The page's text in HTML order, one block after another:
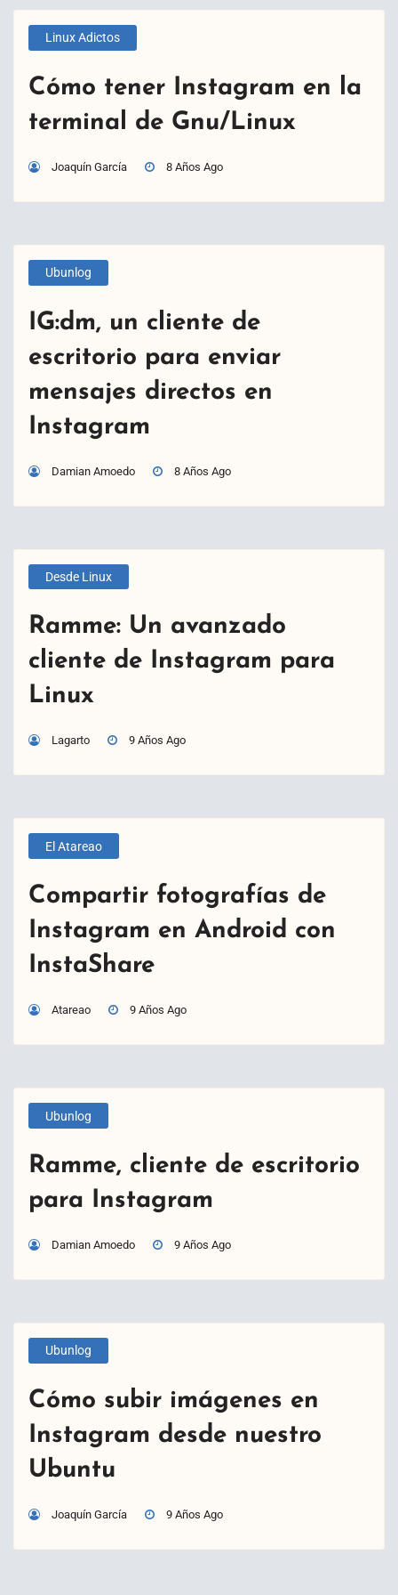
Linux Adictos
Cómo tener Instagram en la
terminal de Gnu/Linux
Joaquín García 8 Años Ago
Ubunlog
IG:dm, un cliente de
escritorio para enviar
mensajes directos en
Instagram
Damian Amoedo 8 Años Ago
Desde Linux
Ramme: Un avanzado
cliente de Instagram para
Linux
Lagarto 9 Años Ago
El Atareao
Compartir fotografías de
Instagram en Android con
InstaShare
Atareao 9 Años Ago
Ubunlog
Ramme, cliente de escritorio
para Instagram
Damian Amoedo 9 Años Ago
Ubunlog
Cómo subir imágenes en
Instagram desde nuestro
Ubuntu
Joaquín García 9 Años Ago